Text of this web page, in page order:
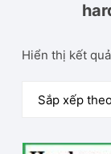
Hiển thị kết